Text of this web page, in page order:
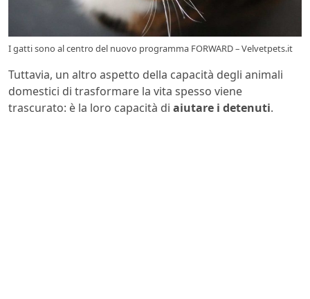
I gatti sono al centro del nuovo programma FORWARD – Velvetpets.it
Tuttavia, un altro aspetto della capacità degli animali
domestici di trasformare la vita spesso viene
trascurato: è la loro capacità di aiutare i detenuti.